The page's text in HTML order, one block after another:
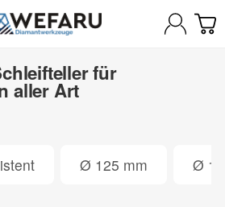
für
aller Art
Ø 125 mm Ø